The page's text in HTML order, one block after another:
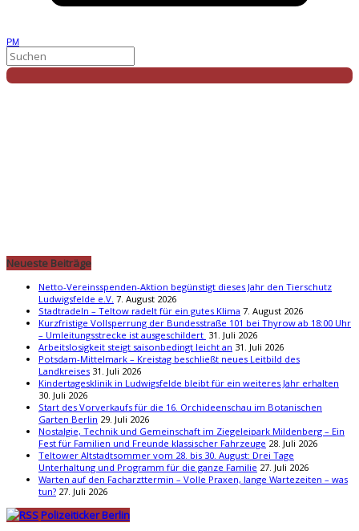
PM
Neueste Beiträge
Netto-Vereinsspenden-Aktion begünstigt dieses Jahr den Tierschutz
Ludwigsfelde e.V. 7. August 2026
Stadtradeln – Teltow radelt für ein gutes Klima 7. August 2026
Kurzfristige Vollsperrung der Bundesstraße 101 bei Thyrow ab 18:00 Uhr
– Umleitungsstrecke ist ausgeschildert 31. Juli 2026
Arbeitslosigkeit steigt saisonbedingt leicht an 31. Juli 2026
Potsdam-Mittelmark – Kreistag beschließt neues Leitbild des
Landkreises 31. Juli 2026
Kindertagesklinik in Ludwigsfelde bleibt für ein weiteres Jahr erhalten
30. Juli 2026
Start des Vorverkaufs für die 16. Orchideenschau im Botanischen
Garten Berlin 29. Juli 2026
Nostalgie, Technik und Gemeinschaft im Ziegeleipark Mildenberg – Ein
Fest für Familien und Freunde klassischer Fahrzeuge 28. Juli 2026
Teltower Altstadtsommer vom 28. bis 30. August: Drei Tage
Unterhaltung und Programm für die ganze Familie 27. Juli 2026
Warten auf den Facharzttermin – Volle Praxen, lange Wartezeiten – was
tun? 27. Juli 2026
Polizeiticker Berlin